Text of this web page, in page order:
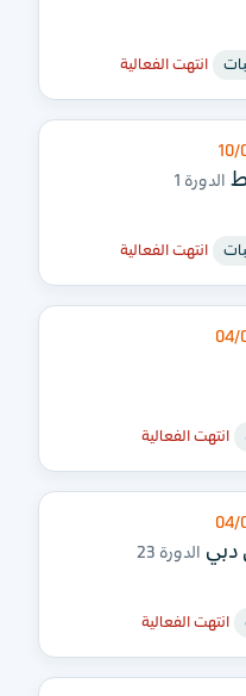
انتهت الفعالية
الدورة 1
انتهت الفعالية
انتهت الفعالية
الدورة 23
انتهت الفعالية